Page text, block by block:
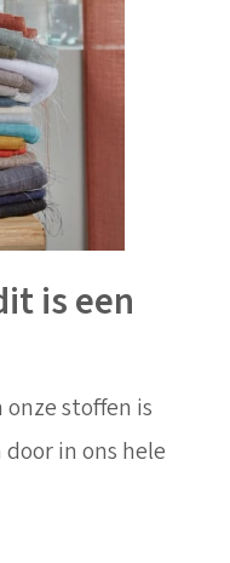
is een
stoffen is
in ons hele